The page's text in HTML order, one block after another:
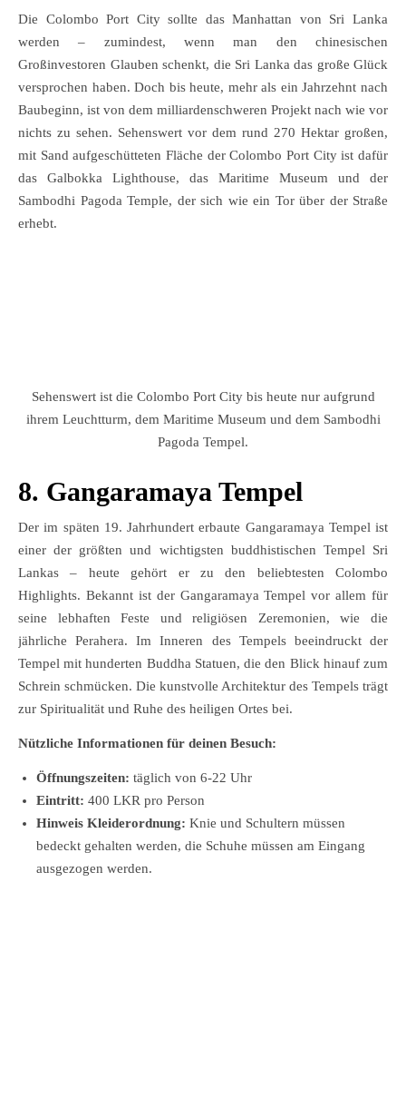
Die Colombo Port City sollte das Manhattan von Sri Lanka
werden – zumindest, wenn man den chinesischen
Großinvestoren Glauben schenkt, die Sri Lanka das große Glück
versprochen haben. Doch bis heute, mehr als ein Jahrzehnt nach
Baubeginn, ist von dem milliardenschweren Projekt nach wie vor
nichts zu sehen. Sehenswert vor dem rund 270 Hektar großen,
mit Sand aufgeschütteten Fläche der Colombo Port City ist dafür
das Galbokka Lighthouse, das Maritime Museum und der
Sambodhi Pagoda Temple, der sich wie ein Tor über der Straße
erhebt.
Sehenswert ist die Colombo Port City bis heute nur aufgrund
ihrem Leuchtturm, dem Maritime Museum und dem Sambodhi
Pagoda Tempel.
8. Gangaramaya Tempel
Der im späten 19. Jahrhundert erbaute Gangaramaya Tempel ist
einer der größten und wichtigsten buddhistischen Tempel Sri
Lankas – heute gehört er zu den beliebtesten Colombo
Highlights. Bekannt ist der Gangaramaya Tempel vor allem für
seine lebhaften Feste und religiösen Zeremonien, wie die
jährliche Perahera. Im Inneren des Tempels beeindruckt der
Tempel mit hunderten Buddha Statuen, die den Blick hinauf zum
Schrein schmücken. Die kunstvolle Architektur des Tempels trägt
zur Spiritualität und Ruhe des heiligen Ortes bei.
Nützliche Informationen für deinen Besuch:
Öffnungszeiten: täglich von 6-22 Uhr
Eintritt: 400 LKR pro Person
Hinweis Kleiderordnung: Knie und Schultern müssen
bedeckt gehalten werden, die Schuhe müssen am Eingang
ausgezogen werden.